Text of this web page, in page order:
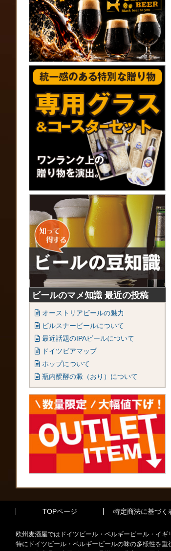
ビールのマメ知識 最近の投稿
オーストリアビールの魅力
ピルスナービールについて
最近話題のIPAビールについて
ドイツビアマップ
ホップについて
瓶内醗酵の澱（おり）について
TOPページ 特定商法に基づく
欧州麦酒屋ではドイツビール・ベルギービール・イ
特にドイツビール・ベルギービールの味の多様性を重